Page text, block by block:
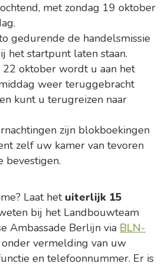
met zondag 19 oktober
gedurende de handelsmissie
het startpunt laten staan.
22 oktober wordt u aan het
weer teruggebracht
kunt u terugreizen naar
zijn blokboekingen
zelf uw kamer van tevoren
bevestigen.
Laat het uiterlijk 15
bij het Landbouwteam
Ambassade Berlijn via BLN-
onder vermelding van uw
en telefoonnummer. Er is